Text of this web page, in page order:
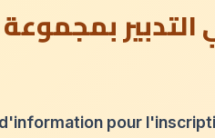
التدبير
pour